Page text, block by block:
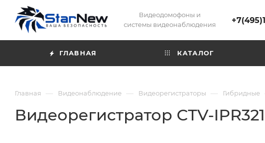
Видеодомофоны и
системы видеонаблюдения
ГЛАВНАЯ КАТАЛОГ
Главная — Видеонаблюдение — Видеорегистраторы — Гибридные
Видеорегистратор CTV-